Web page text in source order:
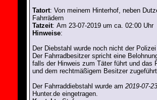
Tatort: Von meinem Hinterhof, neben
Fahrrädern
Tatzeit: Am 23-07-2019 um ca. 02:00 Uhr
Hinweise:
Der Diebstahl wurde noch nicht der
Der Fahrradbesitzer spricht eine
falls der Hinweis zum Täter führt und das
und dem rechtmäßigem Besitzer
Der Fahrraddiebstahl wurde am 2019-07-
Hunter.de eingetragen.